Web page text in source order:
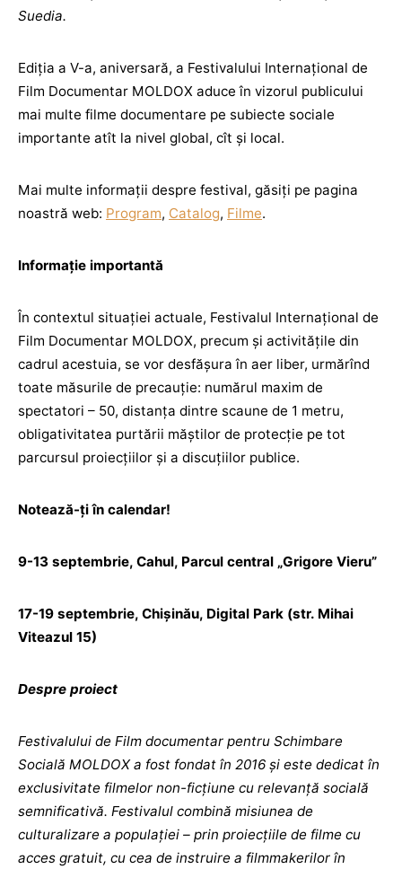
Suedia.
Ediția a V-a, aniversară, a Festivalului Internațional de
Film Documentar MOLDOX aduce în vizorul publicului
mai multe filme documentare pe subiecte sociale
importante atît la nivel global, cît și local.
Mai multe informații despre festival, găsiți pe pagina
noastră web: Program, Catalog, Filme.
Informație importantă
În contextul situației actuale, Festivalul Internațional de
Film Documentar MOLDOX, precum și activitățile din
cadrul acestuia, se vor desfășura în aer liber, urmărînd
toate măsurile de precauție: numărul maxim de
spectatori – 50, distanța dintre scaune de 1 metru,
obligativitatea purtării măștilor de protecție pe tot
parcursul proiecțiilor și a discuțiilor publice.
Notează-ți în calendar!
9-13 septembrie, Cahul, Parcul central „Grigore Vieru”
17-19 septembrie, Chișinău, Digital Park (str. Mihai
Viteazul 15)
Despre proiect
Festivalului de Film documentar pentru Schimbare
Socială MOLDOX a fost fondat în 2016 și este dedicat în
exclusivitate filmelor non-ficțiune cu relevanță socială
semnificativă. Festivalul combină misiunea de
culturalizare a populației – prin proiecțiile de filme cu
acces gratuit, cu cea de instruire a filmmakerilor în